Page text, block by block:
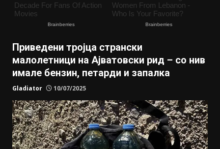
Приведени тројца странски
малолетници на Ајватовски рид – со нив
имале бензин, петарди и запалка
Gladiator 10/07/2025